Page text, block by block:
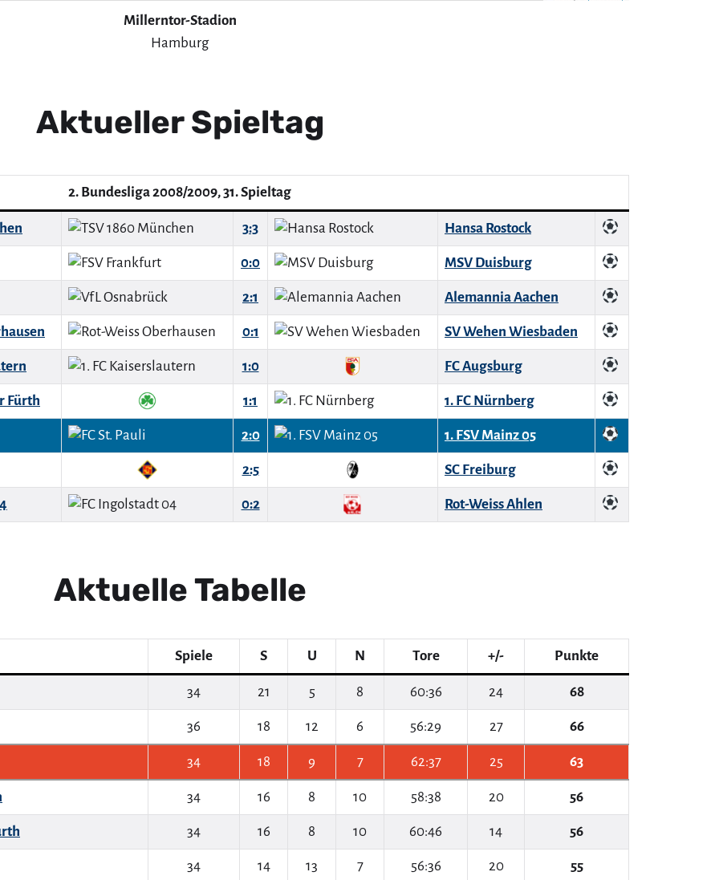
Millerntor-Stadion
Hamburg
Aktueller Spieltag
2. Bundesliga 2008/2009, 31. Spieltag
3:3 Hansa Rostock
0:0 MSV Duisburg
2:1 Alemannia Aachen
0:1 SV Wehen Wiesbaden
1:0 FC Augsburg
Fürth 1:1 1. FC Nürnberg
2:0 1. FSV Mainz 05
2:5 SC Freiburg
0:2 Rot-Weiss Ahlen
Aktuelle Tabelle
Spiele S U N Tore +/- Punkte
34 21 5 8 60:36 24 68
36 18 12 6 56:29 27 66
34 18 9 7 62:37 25 63
34 16 8 10 58:38 20 56
34 16 8 10 60:46 14 56
34 14 13 7 56:36 20 55